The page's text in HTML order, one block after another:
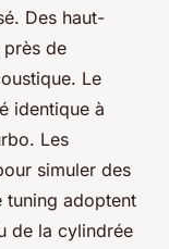
Des haut-
près de
Le
identique à
Les
simuler des
tuning adoptent
de la cylindrée